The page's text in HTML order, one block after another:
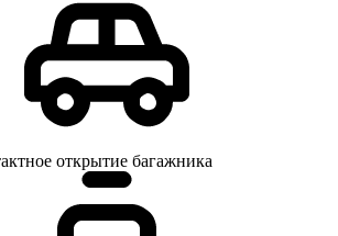
открытие багажника